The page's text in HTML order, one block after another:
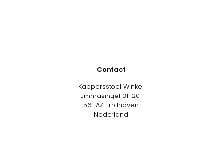
Contact
Kappersstoel Winkel
Emmasingel 31-201
5611AZ Eindhoven
Nederland